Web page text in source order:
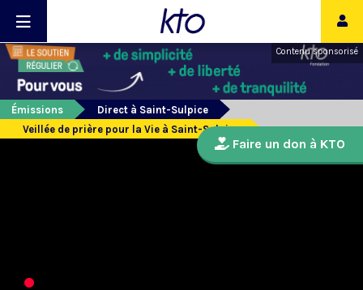
Contenu sponsorisé
Émissions
Direct à Saint-Sulpice
Veillée de prière pour la Vie à Saint-Sulpice
Faire un don à KTO